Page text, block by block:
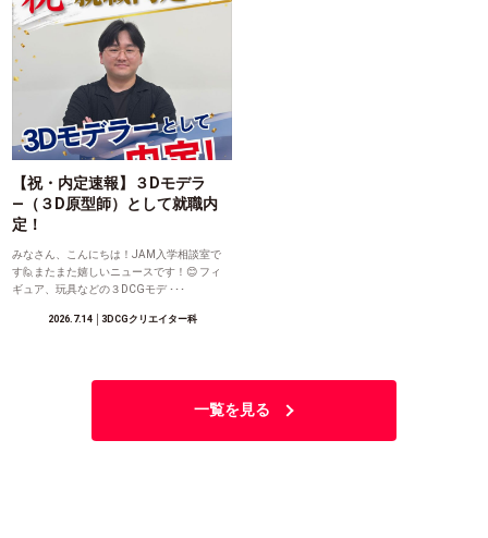
【祝・内定速報】３Dモデラ
―（３D原型師）として就職内
定！
みなさん、こんにちは！JAM入学相談室で
す🙋またまた嬉しいニュースです！😊 フィ
ギュア、玩具などの３DCGモデ ･･･
2026.7.14│3DCGクリエイター科
一覧を見る